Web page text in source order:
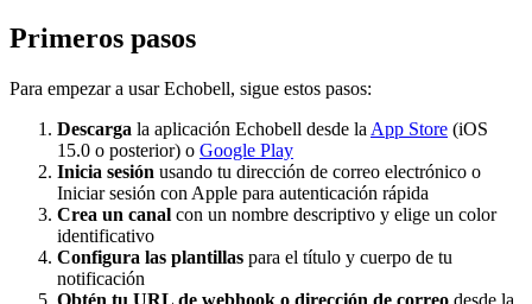
Primeros pasos
Para empezar a usar Echobell, sigue estos pasos:
Descarga la aplicación Echobell desde la App Store (iOS
15.0 o posterior) o Google Play
Inicia sesión usando tu dirección de correo electrónico o
Iniciar sesión con Apple para autenticación rápida
Crea un canal con un nombre descriptivo y elige un color
identificativo
Configura las plantillas para el título y cuerpo de tu
notificación
Obtén tu URL de webhook o dirección de correo desde la